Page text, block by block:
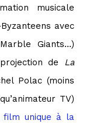
musicale
avec
Giants…)
de La
Polac (moins
TV)
film unique à la